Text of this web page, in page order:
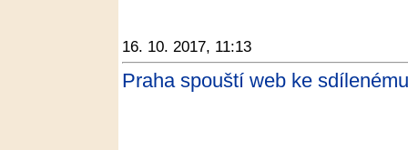
16. 10. 2017, 11:13
Praha spouští web ke